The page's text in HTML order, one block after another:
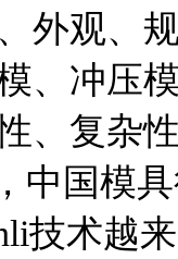
外观、
、冲压
、复杂
中国模
技术越